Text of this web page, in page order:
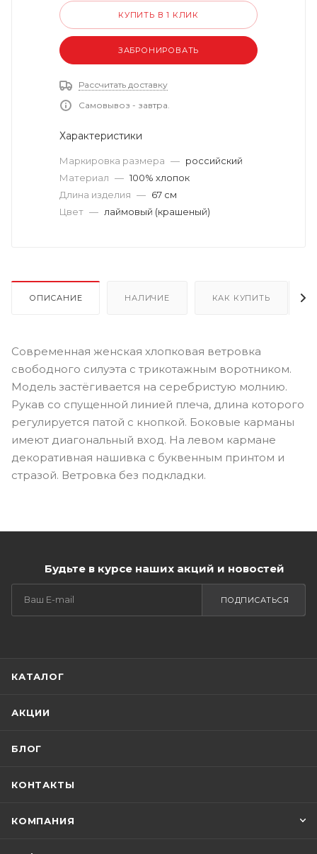
КУПИТЬ В 1 КЛИК
ЗАБРОНИРОВАТЬ
Рассчитать доставку
Самовывоз - завтра.
Характеристики
Маркировка размера — российский
Материал — 100% хлопок
Длина изделия — 67 см
Цвет — лаймовый (крашеный)
ОПИСАНИЕ НАЛИЧИЕ КАК КУПИТЬ
Современная женская хлопковая ветровка
свободного силуэта с трикотажным воротником.
Модель застёгивается на серебристую молнию.
Рукав со спущенной линией плеча, длина которого
регулируется патой с кнопкой. Боковые карманы
имеют диагональный вход. На левом кармане
декоративная нашивка с буквенным принтом и
стразой. Ветровка без подкладки.
Будьте в курсе наших акций и новостей
ПОДПИСАТЬСЯ
КАТАЛОГ
АКЦИИ
БЛОГ
КОНТАКТЫ
КОМПАНИЯ